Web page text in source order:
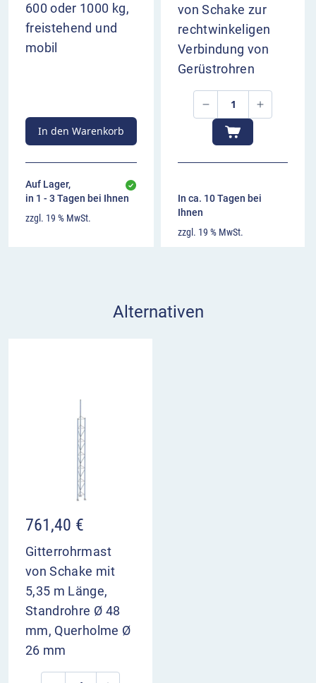
600 oder 1000 kg,
freistehend und
mobil
In den Warenkorb
Auf Lager,
in 1 - 3 Tagen bei Ihnen
zzgl. 19 % MwSt.
von Schake zur
rechtwinkeligen
Verbindung von
Gerüstrohren
In ca. 10 Tagen bei
Ihnen
zzgl. 19 % MwSt.
Alternativen
761,40 €
Gitterrohrmast
von Schake mit
5,35 m Länge,
Standrohre Ø 48
mm, Querholme Ø
26 mm